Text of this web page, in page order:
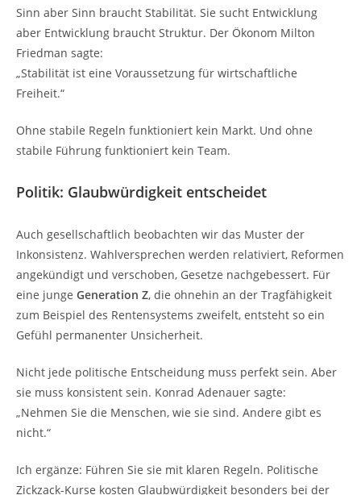
Sinn aber Sinn braucht Stabilität. Sie sucht Entwicklung
aber Entwicklung braucht Struktur. Der Ökonom Milton
Friedman sagte:
„Stabilität ist eine Voraussetzung für wirtschaftliche
Freiheit.“
Ohne stabile Regeln funktioniert kein Markt. Und ohne
stabile Führung funktioniert kein Team.
Politik: Glaubwürdigkeit entscheidet
Auch gesellschaftlich beobachten wir das Muster der
Inkonsistenz. Wahlversprechen werden relativiert, Reformen
angekündigt und verschoben, Gesetze nachgebessert. Für
eine junge Generation Z, die ohnehin an der Tragfähigkeit
zum Beispiel des Rentensystems zweifelt, entsteht so ein
Gefühl permanenter Unsicherheit.
Nicht jede politische Entscheidung muss perfekt sein. Aber
sie muss konsistent sein. Konrad Adenauer sagte:
„Nehmen Sie die Menschen, wie sie sind. Andere gibt es
nicht.“
Ich ergänze: Führen Sie sie mit klaren Regeln. Politische
Zickzack-Kurse kosten Glaubwürdigkeit besonders bei der